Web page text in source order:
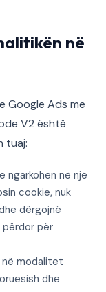
në
Google Ads me
V2 është
tuaj:
ngarkohen në një
cookie, nuk
dërgojnë
përdor për
modalitet
dhe